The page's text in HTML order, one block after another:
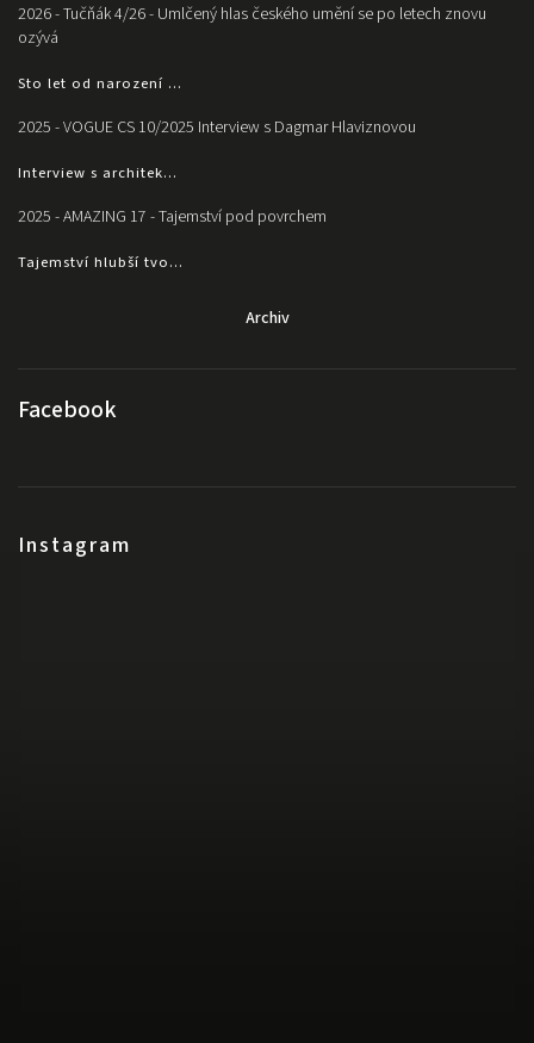
2026 - Tučňák 4/26 - Umlčený hlas českého umění se po letech znovu
ozývá
Sto let od narození ...
2025 - VOGUE CS 10/2025 Interview s Dagmar Hlaviznovou
Interview s architek...
2025 - AMAZING 17 - Tajemství pod povrchem
Tajemství hlubší tvo...
Archiv
Facebook
Instagram